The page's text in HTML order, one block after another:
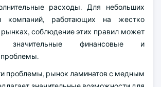
расходы. Для небольших
компаний, работающих на жестко
соблюдение этих правил может
значительные финансовые и
проблемы, рынок ламинатов с медным